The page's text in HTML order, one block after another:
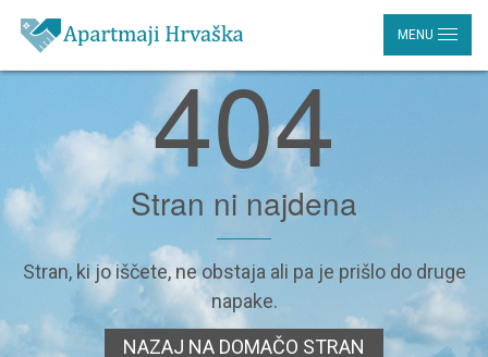
MENU
404
Stran ni najdena
Stran, ki jo iščete, ne obstaja ali pa je prišlo do druge
napake.
NAZAJ NA DOMAČO STRAN